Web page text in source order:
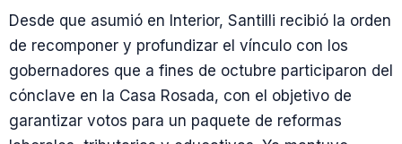
Desde que asumió en Interior, Santilli recibió la orden
de recomponer y profundizar el vínculo con los
gobernadores que a fines de octubre participaron del
cónclave en la Casa Rosada, con el objetivo de
garantizar votos para un paquete de reformas